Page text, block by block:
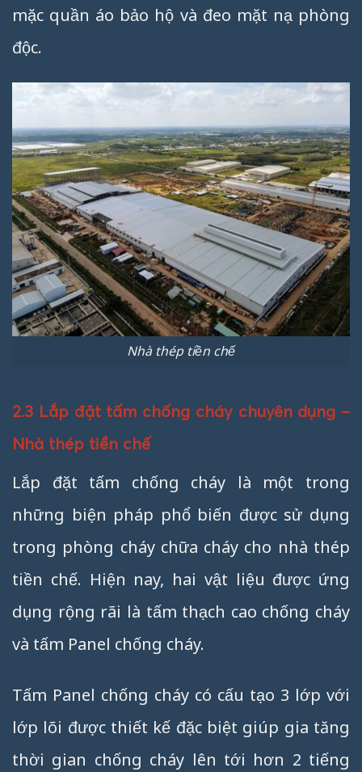
mặc quần áo bảo hộ và đeo mặt nạ phòng
độc.
Nhà thép tiền chế
2.3 Lắp đặt tấm chống cháy chuyên dụng –
Nhà thép tiền chế
Lắp đặt tấm chống cháy là một trong
những biện pháp phổ biến được sử dụng
trong phòng cháy chữa cháy cho nhà thép
tiền chế. Hiện nay, hai vật liệu được ứng
dụng rộng rãi là tấm thạch cao chống cháy
và tấm Panel chống cháy.
Tấm Panel chống cháy có cấu tạo 3 lớp với
lớp lõi được thiết kế đặc biệt giúp gia tăng
thời gian chống cháy lên tới hơn 2 tiếng